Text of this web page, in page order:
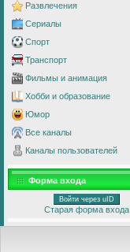
Развлечения
Сериалы
Спорт
Транспорт
Фильмы и анимация
Хобби и образование
Юмор
Все каналы
Каналы пользователей
Форма входа
Войти через uID
Старая форма входа